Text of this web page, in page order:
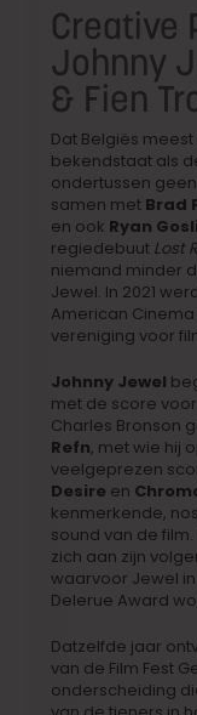
Creative
Johnny
& Fien
Dat Belgiës
bekendstaat als
ondertussen
samen met Brad
en ook Ryan
regiedebuut Lost
niemand minder
Jewel. In 2021
American
vereniging voor
Johnny Jewel
met de score voor
Charles Bronson
Refn, met wie hij
veelgeprezen
Desire en
kenmerkende,
sound van de
zich aan zijn
waarvoor Jewel in
Delerue Award
Datzelfde jaar
van de Film Fest
onderscheiding